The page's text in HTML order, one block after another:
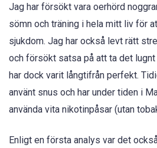
Jag har försökt vara oerhörd
sömn och träning i hela mitt liv för
sjukdom. Jag har också levt rätt
och försökt satsa på att ta det
har dock varit långtifrån perfekt.
använt snus och har under tiden i
använda vita nikotinpåsar (utan
Enligt en första analys var det